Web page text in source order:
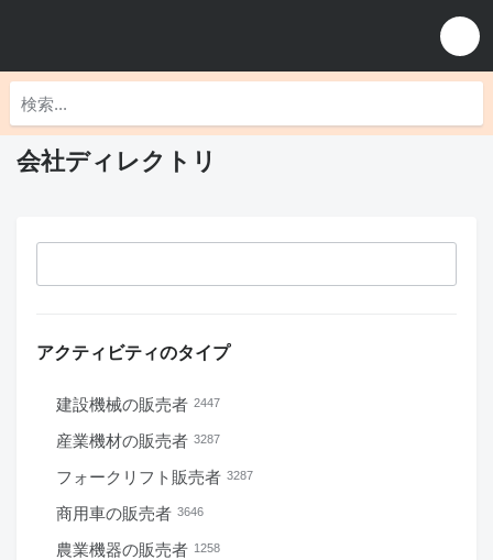
会社ディレクトリ
アクティビティのタイプ
建設機械の販売者 2447
産業機材の販売者 3287
フォークリフト販売者 3287
商用車の販売者 3646
農業機器の販売者 1258